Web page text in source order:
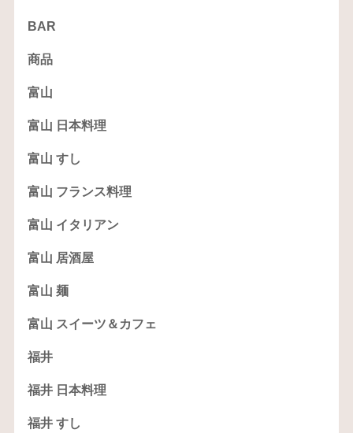
BAR
商品
富山
富山 日本料理
富山 すし
富山 フランス料理
富山 イタリアン
富山 居酒屋
富山 麺
富山 スイーツ＆カフェ
福井
福井 日本料理
福井 すし